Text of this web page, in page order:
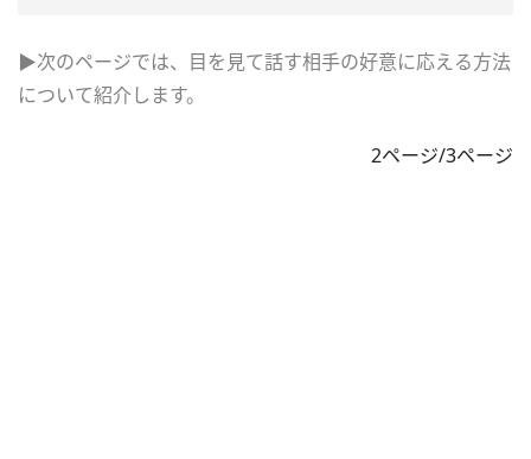
▶次のページでは、目を見て話す相手の好意に応える方法
について紹介します。
2ページ/3ページ